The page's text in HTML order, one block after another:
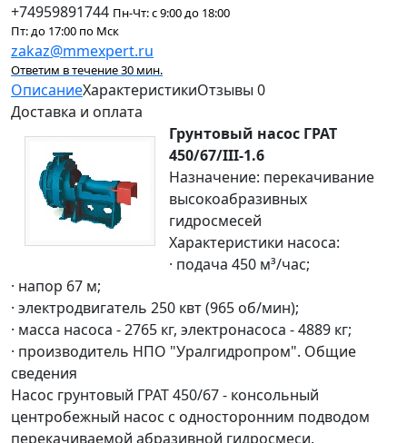
+74959891744 Пн-Чт: с 9:00 до 18:00
Пт: до 17:00 по Мск
zakaz@mmexpert.ru
Ответим в течение 30 мин.
ОписаниеХарактеристикиОтзывы 0
Доставка и оплата
Грунтовый насос ГРАТ
450/67/III-1.6
Назначение: перекачивание
высокоабразивных
гидросмесей
Характеристики насоса:
· подача 450 м³/час;
· напор 67 м;
· электродвигатель 250 квт (965 об/мин);
· масса насоса - 2765 кг, электронасоса - 4889 кг;
· производитель НПО "Уралгидропром". Общие
сведения
Насос грунтовый ГРАТ 450/67 - консольный
центробежный насос с односторонним подводом
перекачиваемой абразивной гидросмеси.